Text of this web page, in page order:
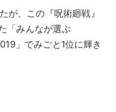
が、この『呪術廻戦』
「みんなが選ぶ
」でみごと1位に輝き